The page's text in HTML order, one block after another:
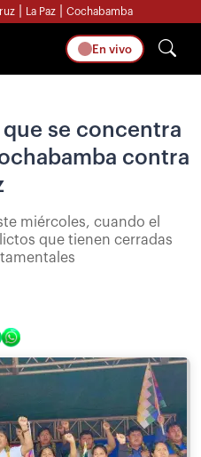
La Paz Cochabamba
En vivo
se concentra
contra
miércoles, cuando el
que tienen cerradas